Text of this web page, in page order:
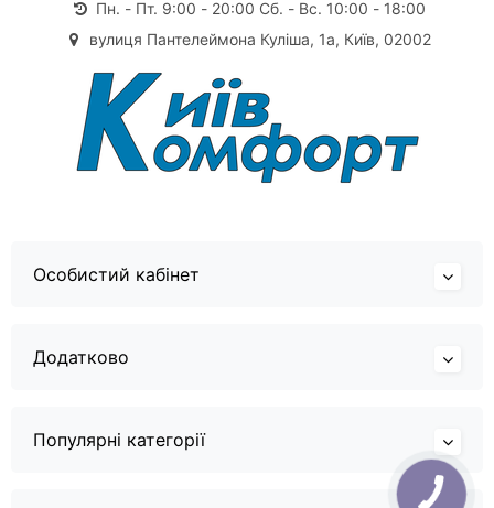
Пн. - Пт. 9:00 - 20:00 Сб. - Вс. 10:00 - 18:00
вулиця Пантелеймона Куліша, 1а, Київ, 02002
Особистий кабінет
Додатково
Популярні категорії